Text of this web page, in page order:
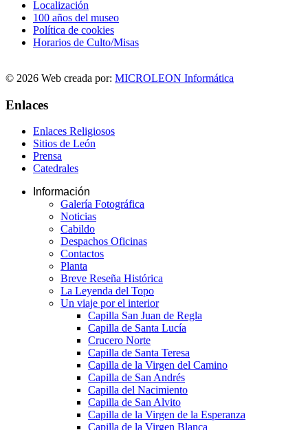
Localización
100 años del museo
Política de cookies
Horarios de Culto/Misas
© 2026 Web creada por: MICROLEON Informática
Enlaces
Enlaces Religiosos
Sitios de León
Prensa
Catedrales
Información
Galería Fotográfica
Noticias
Cabildo
Despachos Oficinas
Contactos
Planta
Breve Reseña Histórica
La Leyenda del Topo
Un viaje por el interior
Capilla San Juan de Regla
Capilla de Santa Lucía
Crucero Norte
Capilla de Santa Teresa
Capilla de la Virgen del Camino
Capilla de San Andrés
Capilla del Nacimiento
Capilla de San Alvito
Capilla de la Virgen de la Esperanza
Capilla de la Virgen Blanca